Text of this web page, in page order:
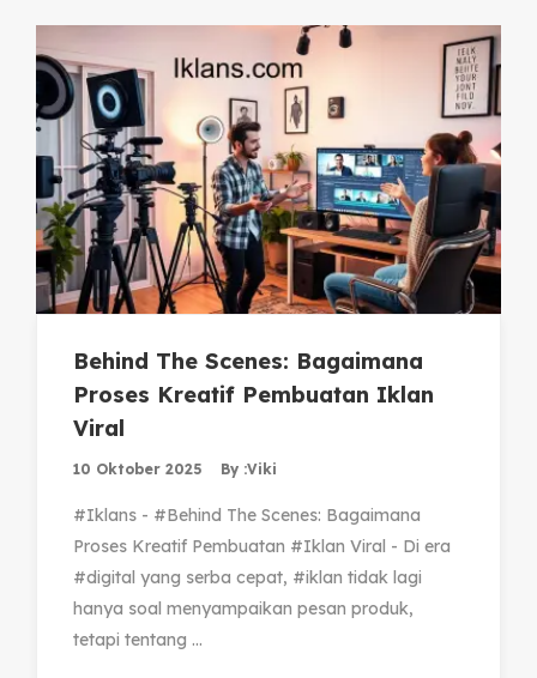
Behind The Scenes: Bagaimana
Proses Kreatif Pembuatan Iklan
Viral
10 Oktober 2025 By :Viki
#Iklans - #Behind The Scenes: Bagaimana
Proses Kreatif Pembuatan #Iklan Viral - Di era
#digital yang serba cepat, #iklan tidak lagi
hanya soal menyampaikan pesan produk,
tetapi tentang ...